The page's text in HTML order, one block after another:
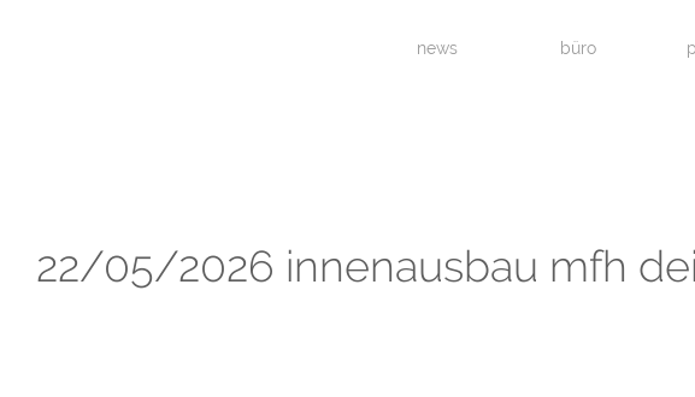
news büro
22/05/2026 innenausbau mfh